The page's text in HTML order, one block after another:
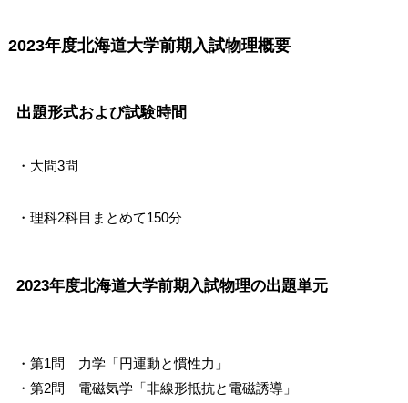
2023年度北海道大学前期入試物理概要
出題形式および試験時間
・大問3問
・理科2科目まとめて150分
2023年度北海道大学前期入試物理の出題単元
・第1問 力学「円運動と慣性力」
・第2問 電磁気学「非線形抵抗と電磁誘導」